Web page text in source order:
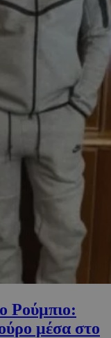
Ρούμπιο:
μέσα στο